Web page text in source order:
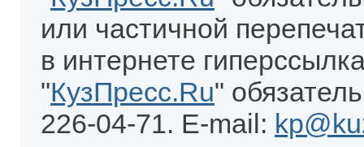
или частичной
в интернете
"КузПресс.Ru"
226-04-71. E-mail: